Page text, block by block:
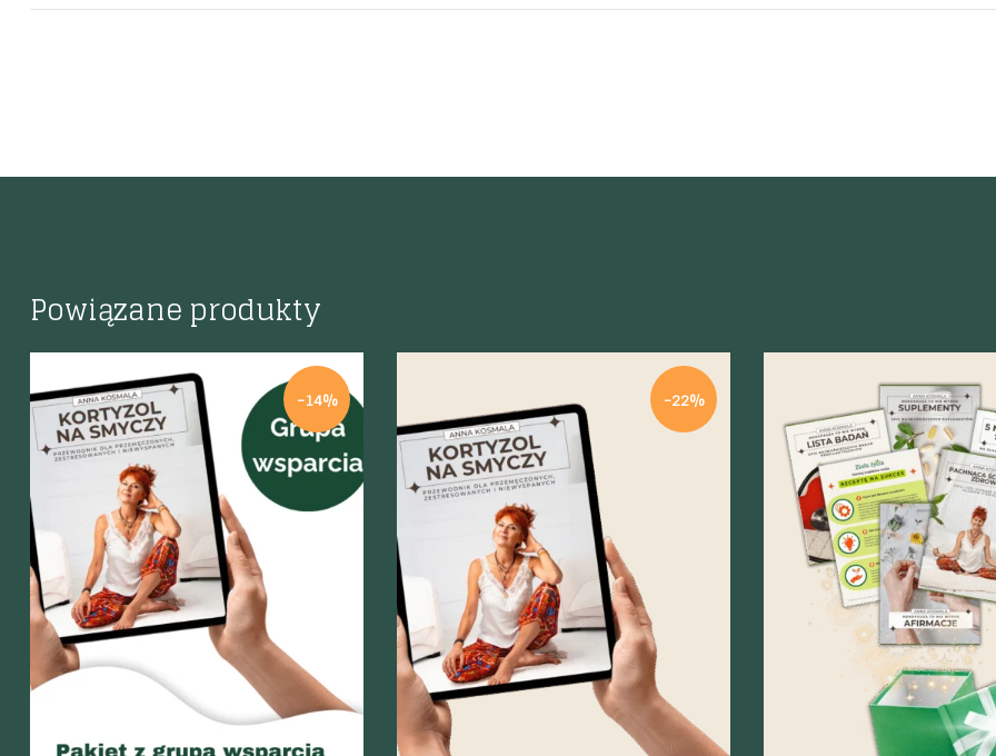
Powiązane produkty
-14%
Szybki podgląd
-22%
Szybki podgląd Szybki podgląd